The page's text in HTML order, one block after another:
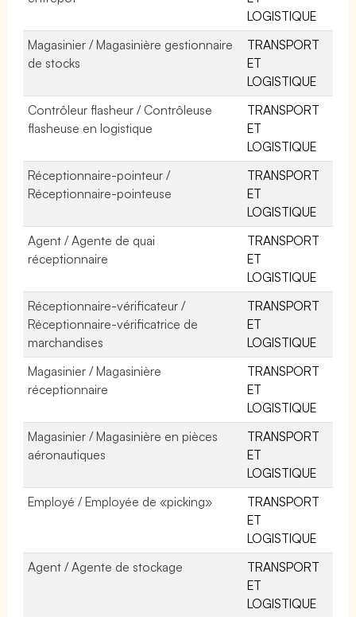
LOGISTIQUE
Magasinier / Magasinière gestionnaire
de stocks
TRANSPORT
ET
LOGISTIQUE
Contrôleur flasheur / Contrôleuse
flasheuse en logistique
TRANSPORT
ET
LOGISTIQUE
Réceptionnaire-pointeur /
Réceptionnaire-pointeuse
TRANSPORT
ET
LOGISTIQUE
Agent / Agente de quai
réceptionnaire
TRANSPORT
ET
LOGISTIQUE
Réceptionnaire-vérificateur /
Réceptionnaire-vérificatrice de
marchandises
TRANSPORT
ET
LOGISTIQUE
Magasinier / Magasinière
réceptionnaire
TRANSPORT
ET
LOGISTIQUE
Magasinier / Magasinière en pièces
aéronautiques
TRANSPORT
ET
LOGISTIQUE
Employé / Employée de «picking»
TRANSPORT
ET
LOGISTIQUE
Agent / Agente de stockage
TRANSPORT
ET
LOGISTIQUE